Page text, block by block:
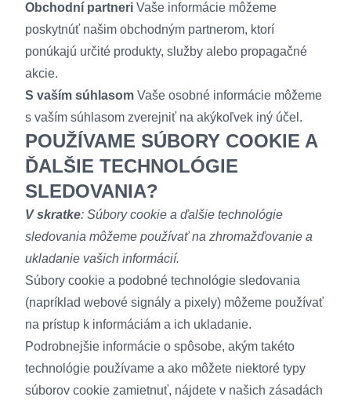
Obchodní partneri Vaše informácie môžeme
poskytnúť našim obchodným partnerom, ktorí
ponúkajú určité produkty, služby alebo propagačné
akcie.
S vaším súhlasom Vaše osobné informácie môžeme
s vaším súhlasom zverejniť na akýkoľvek iný účel.
POUŽÍVAME SÚBORY COOKIE A
ĎALŠIE TECHNOLÓGIE
SLEDOVANIA?
V skratke: Súbory cookie a ďalšie technológie
sledovania môžeme používať na zhromažďovanie a
ukladanie vašich informácií.
Súbory cookie a podobné technológie sledovania
(napríklad webové signály a pixely) môžeme používať
na prístup k informáciám a ich ukladanie.
Podrobnejšie informácie o spôsobe, akým takéto
technológie používame a ako môžete niektoré typy
súborov cookie zamietnuť, nájdete v našich zásadách